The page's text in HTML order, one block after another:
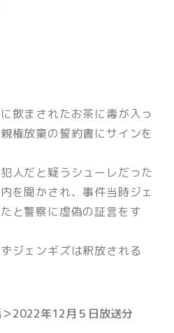
飲まされたお茶に毒が入っ
権放棄の誓約書にサインを
人だと疑うシューレだった
を聞かされ、事件当時ジェ
と警察に虚偽の証言をす
ジェンギズは釈放される
2022年12月５日放送分